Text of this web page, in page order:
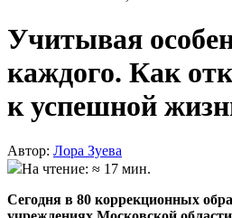
Учитывая
каждого. Как
к успешной
Автор: Лора Зуева
На чтение: ≈ 17 мин.
Сегодня в 80 коррекционных